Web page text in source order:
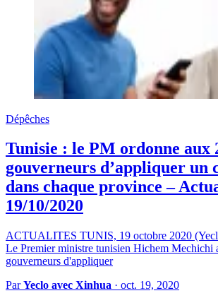
Dépêches
Tunisie : le PM ordonne aux
gouverneurs d’appliquer un
dans chaque province –
19/10/2020
ACTUALITES TUNIS, 19 octobre 2020
Le Premier ministre tunisien Hichem Mechichi
gouverneurs d'appliquer
ParYeclo avec Xinhua · oct. 19, 2020